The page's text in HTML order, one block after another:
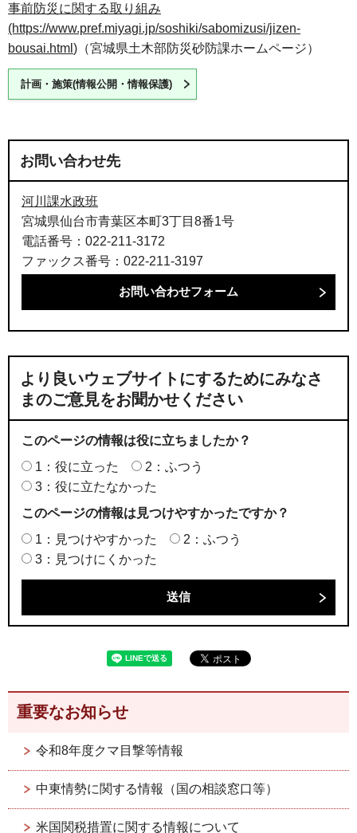
事前防災に関する取り組み
(https://www.pref.miyagi.jp/soshiki/sabomizusi/jizen-
bousai.html )（宮城県土木部防災砂防課ホームページ）
計画・施策(情報公開・情報保護)
お問い合わせ先
河川課水政班
宮城県仙台市青葉区本町3丁目8番1号
電話番号：022-211-3172
ファックス番号：022-211-3197
より良いウェブサイトにするためにみなさ
まのご意見をお聞かせください
このページの情報は役に立ちましたか？
1：役に立った
2：ふつう
3：役に立たなかった
このページの情報は見つけやすかったですか？
1：見つけやすかった
2：ふつう
3：見つけにくかった
重要なお知らせ
令和8年度クマ目撃等情報
中東情勢に関する情報（国の相談窓口等）
米国関税措置に関する情報について